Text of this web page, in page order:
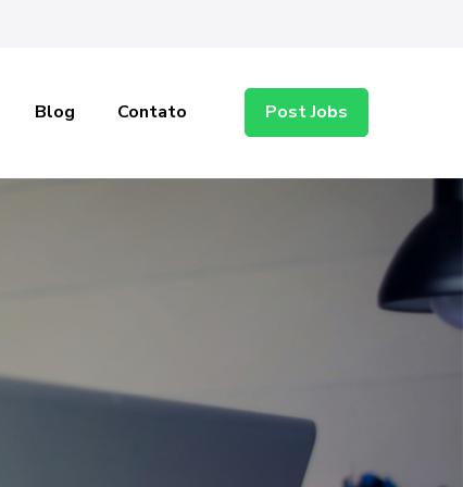
Blog Contato Post Jobs